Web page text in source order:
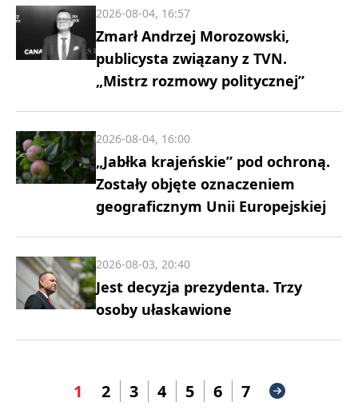
Zmarł Andrzej Morozowski,
publicysta związany z TVN.
„Mistrz rozmowy politycznej”
2026-08-04, 16:57
„Jabłka krajeńskie” pod ochroną.
Zostały objęte oznaczeniem
geograficznym Unii Europejskiej
2026-08-04, 16:00
Jest decyzja prezydenta. Trzy
osoby ułaskawione
2026-08-03, 20:40
1 2 3 4 5 6 7